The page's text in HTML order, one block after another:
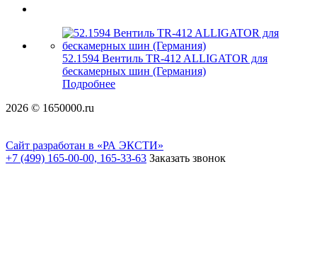
52.1594 Вентиль TR-412 ALLIGATOR для
бескамерных шин (Германия)
Подробнее
2026 © 1650000.ru
Сайт разработан в «РА ЭКСТИ»
+7 (499) 165-00-00, 165-33-63 Заказать звонок